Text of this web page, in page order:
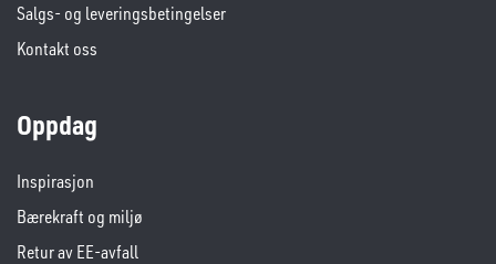
Salgs- og leveringsbetingelser
Kontakt oss
Oppdag
Inspirasjon
Bærekraft og miljø
Retur av EE-avfall